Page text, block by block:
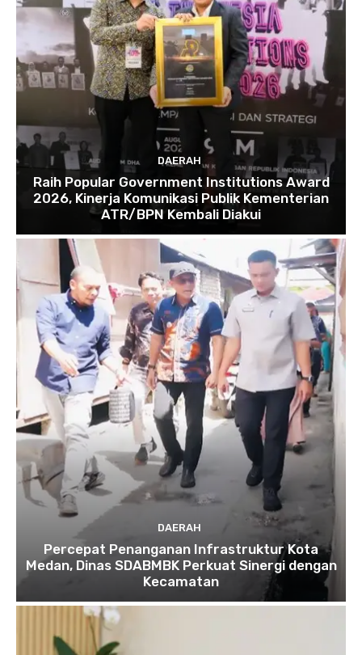
DAERAH
Raih Popular Government Institutions Award
2026, Kinerja Komunikasi Publik Kementerian
ATR/BPN Kembali Diakui
DAERAH
Percepat Penanganan Infrastruktur Kota
Medan, Dinas SDABMBK Perkuat Sinergi dengan
Kecamatan